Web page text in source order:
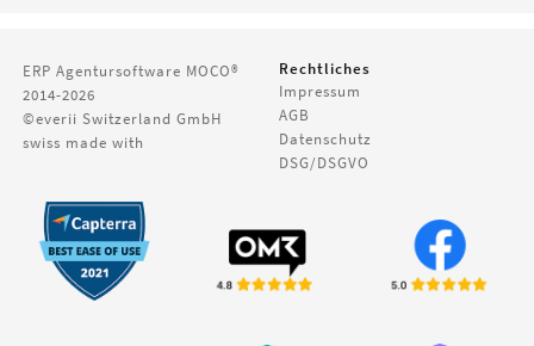
ERP Agentursoftware MOCO®
2014-2026
©everii Switzerland GmbH
swiss made with
Rechtliches
Impressum
AGB
Datenschutz
DSG/DSGVO